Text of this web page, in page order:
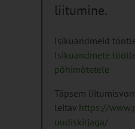
liitumine.
Isikuandmeid
Isikuandmete
põhimõtetele
Täpsem
leitav https://
uudiskirjaga/